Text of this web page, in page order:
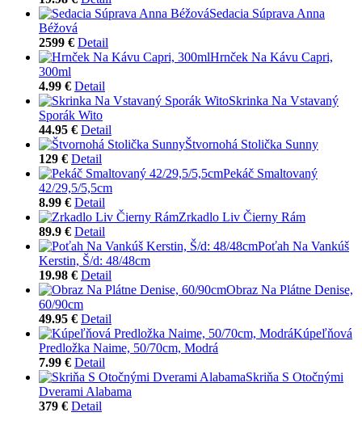
Sedacia Súprava Anna
Béžová
2599 € Detail
Hrnček Na Kávu Capri,
300ml
4.99 € Detail
Skrinka Na Vstavaný
Sporák Wito
44.95 € Detail
Štvornohá Stolička Sunny
129 € Detail
Pekáč Smaltovaný
42/29,5/5,5cm
8.99 € Detail
Zrkadlo Liv Čierny Rám
89.9 € Detail
Poťah Na Vankúš
Kerstin, Š/d: 48/48cm
19.98 € Detail
Obraz Na Plátne Denise,
60/90cm
49.95 € Detail
Kúpeľňová
Predložka Naime, 50/70cm, Modrá
7.99 € Detail
Skriňa S Otočnými
Dverami Alabama
379 € Detail